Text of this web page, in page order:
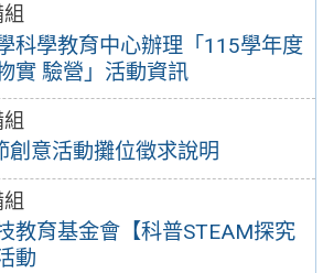
科學教育中心辦理「115學年度
實 驗營」活動資訊
創意活動攤位徵求說明
教育基金會【科普STEAM探究
動